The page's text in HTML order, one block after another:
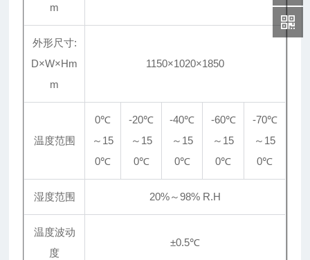
m
外形尺寸:
D×W×Hm
m
1150×1020×1850
温度范围
0℃
～15
0℃
-20℃
～15
0℃
-40℃
～15
0℃
-60℃
～15
0℃
-70℃
～15
0℃
湿度范围 20%～98% R.H
温度波动
度
±0.5℃